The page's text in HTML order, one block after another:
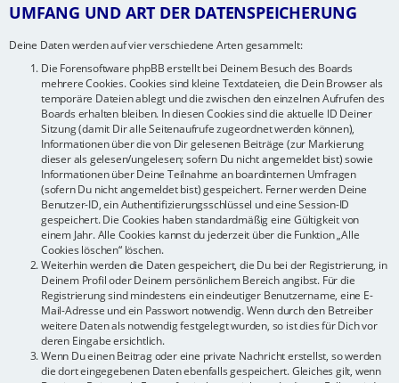
UMFANG UND ART DER DATENSPEICHERUNG
Deine Daten werden auf vier verschiedene Arten gesammelt:
Die Forensoftware phpBB erstellt bei Deinem Besuch des Boards
mehrere Cookies. Cookies sind kleine Textdateien, die Dein Browser als
temporäre Dateien ablegt und die zwischen den einzelnen Aufrufen des
Boards erhalten bleiben. In diesen Cookies sind die aktuelle ID Deiner
Sitzung (damit Dir alle Seitenaufrufe zugeordnet werden können),
Informationen über die von Dir gelesenen Beiträge (zur Markierung
dieser als gelesen/ungelesen; sofern Du nicht angemeldet bist) sowie
Informationen über Deine Teilnahme an boardinternen Umfragen
(sofern Du nicht angemeldet bist) gespeichert. Ferner werden Deine
Benutzer-ID, ein Authentifizierungsschlüssel und eine Session-ID
gespeichert. Die Cookies haben standardmäßig eine Gültigkeit von
einem Jahr. Alle Cookies kannst du jederzeit über die Funktion „Alle
Cookies löschen“ löschen.
Weiterhin werden die Daten gespeichert, die Du bei der Registrierung, in
Deinem Profil oder Deinem persönlichem Bereich angibst. Für die
Registrierung sind mindestens ein eindeutiger Benutzername, eine E-
Mail-Adresse und ein Passwort notwendig. Wenn durch den Betreiber
weitere Daten als notwendig festgelegt wurden, so ist dies für Dich vor
deren Eingabe ersichtlich.
Wenn Du einen Beitrag oder eine private Nachricht erstellst, so werden
die dort eingegebenen Daten ebenfalls gespeichert. Gleiches gilt, wenn